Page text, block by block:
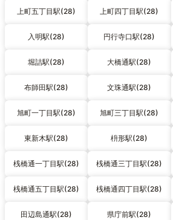
上町五丁目駅(28) 上町四丁目駅(28)
入明駅(28) 円行寺口駅(28)
堀詰駅(28) 大橋通駅(28)
布師田駅(28) 文珠通駅(28)
旭町一丁目駅(28) 旭町三丁目駅(28)
東新木駅(28) 枡形駅(28)
桟橋通一丁目駅(28) 桟橋通三丁目駅(28)
桟橋通五丁目駅(28) 桟橋通四丁目駅(28)
田辺島通駅(28) 県庁前駅(28)